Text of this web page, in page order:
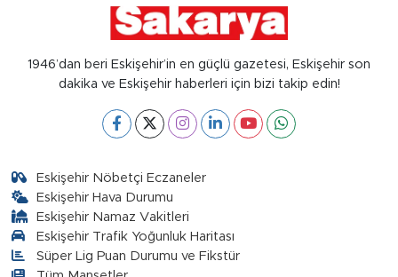
1946’dan beri Eskişehir’in en güçlü gazetesi, Eskişehir son
dakika ve Eskişehir haberleri için bizi takip edin!
Eskişehir Nöbetçi Eczaneler
Eskişehir Hava Durumu
Eskişehir Namaz Vakitleri
Eskişehir Trafik Yoğunluk Haritası
Süper Lig Puan Durumu ve Fikstür